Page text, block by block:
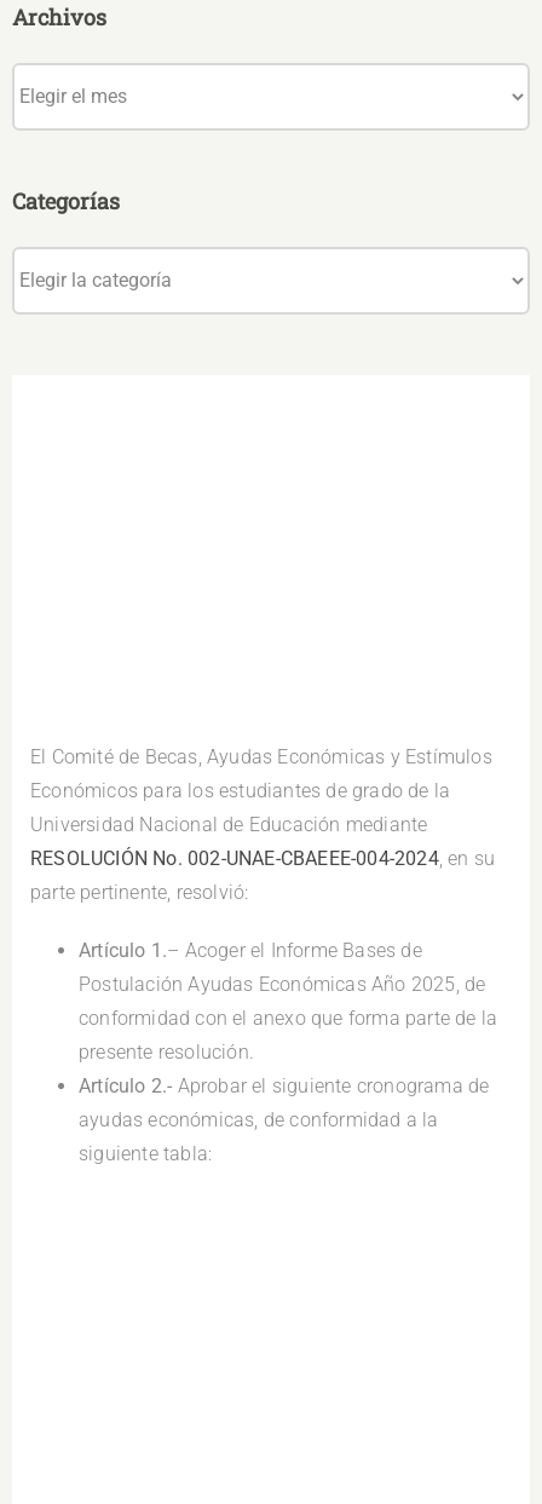
El Comité de Becas, Ayudas Económicas y Estímulos
Económicos para los estudiantes de grado de la
Universidad Nacional de Educación mediante
RESOLUCIÓN No. 002-UNAE-CBAEEE-004-2024, en su
parte pertinente, resolvió:
Artículo 1.– Acoger el Informe Bases de
Postulación Ayudas Económicas Año 2025, de
conformidad con el anexo que forma parte de la
presente resolución.
Artículo 2.- Aprobar el siguiente cronograma de
ayudas económicas, de conformidad a la
siguiente tabla:
Archivos
Categorías